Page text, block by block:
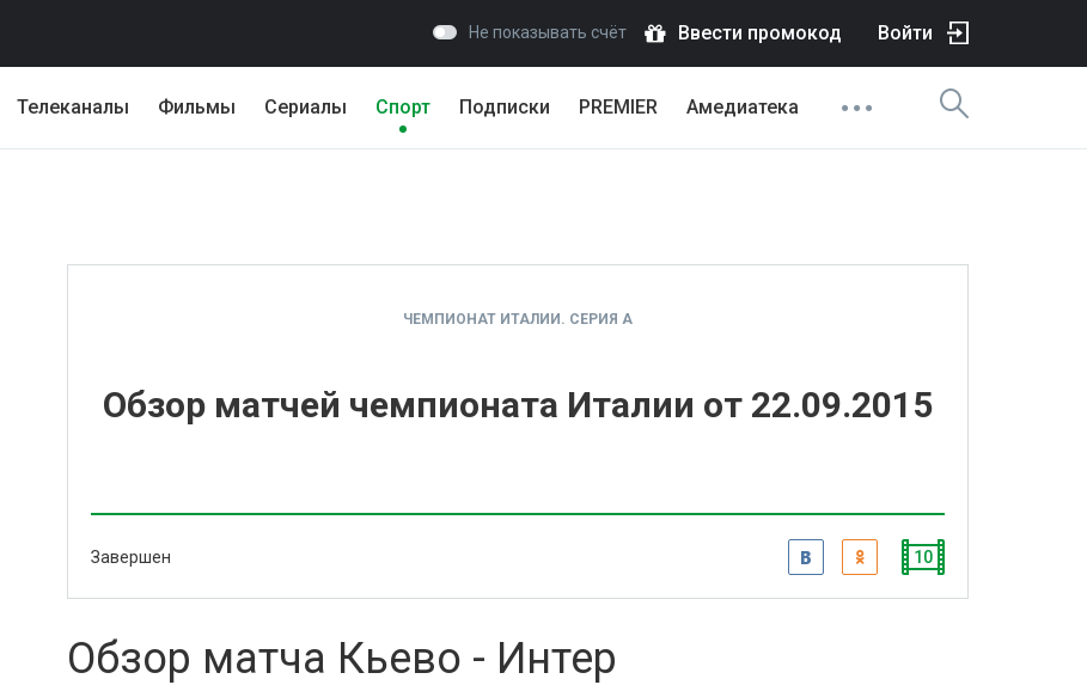
Не показывать счёт Ввести промокод Войти
Телеканалы Фильмы Сериалы Спорт Подписки PREMIER Амедиатека
ЧЕМПИОНАТ ИТАЛИИ. СЕРИЯ А
Обзор матчей чемпионата Италии от 22.09.2015
Завершен 10
Обзор матча Кьево - Интер